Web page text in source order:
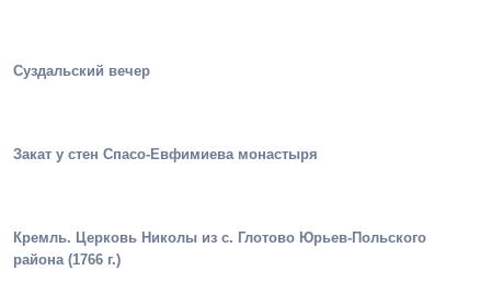
Суздальский вечер
Закат у стен Спасо-Евфимиева монастыря
Кремль. Церковь Николы из с. Глотово Юрьев-Польского
района (1766 г.)